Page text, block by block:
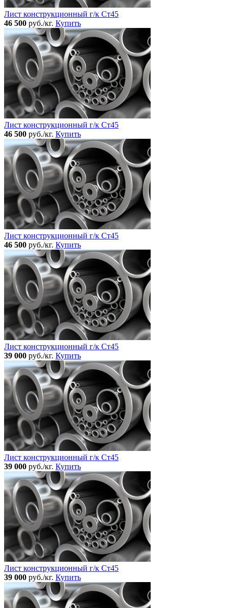
Лист конструкционный г/к Ст45
46 500 руб./кг. Купить
Лист конструкционный г/к Ст45
46 500 руб./кг. Купить
Лист конструкционный г/к Ст45
46 500 руб./кг. Купить
Лист конструкционный г/к Ст45
39 000 руб./кг. Купить
Лист конструкционный г/к Ст45
39 000 руб./кг. Купить
Лист конструкционный г/к Ст45
39 000 руб./кг. Купить